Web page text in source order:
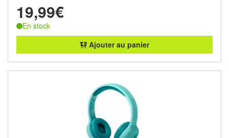
19,99€
En stock
Ajouter au panier